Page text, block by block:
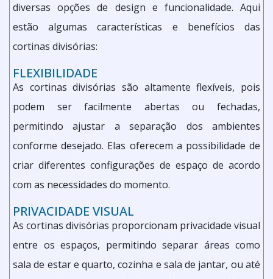
diversas opções de design e funcionalidade. Aqui
estão algumas características e benefícios das
cortinas divisórias:
FLEXIBILIDADE
As cortinas divisórias são altamente flexíveis, pois
podem ser facilmente abertas ou fechadas,
permitindo ajustar a separação dos ambientes
conforme desejado. Elas oferecem a possibilidade de
criar diferentes configurações de espaço de acordo
com as necessidades do momento.
PRIVACIDADE VISUAL
As cortinas divisórias proporcionam privacidade visual
entre os espaços, permitindo separar áreas como
sala de estar e quarto, cozinha e sala de jantar, ou até